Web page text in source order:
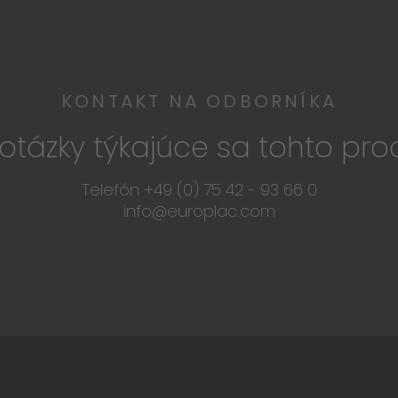
KONTAKT NA ODBORNÍKA
týkajúce sa tohto
Telefón +49 (0) 75 42 - 93 66 0
info@europlac.com